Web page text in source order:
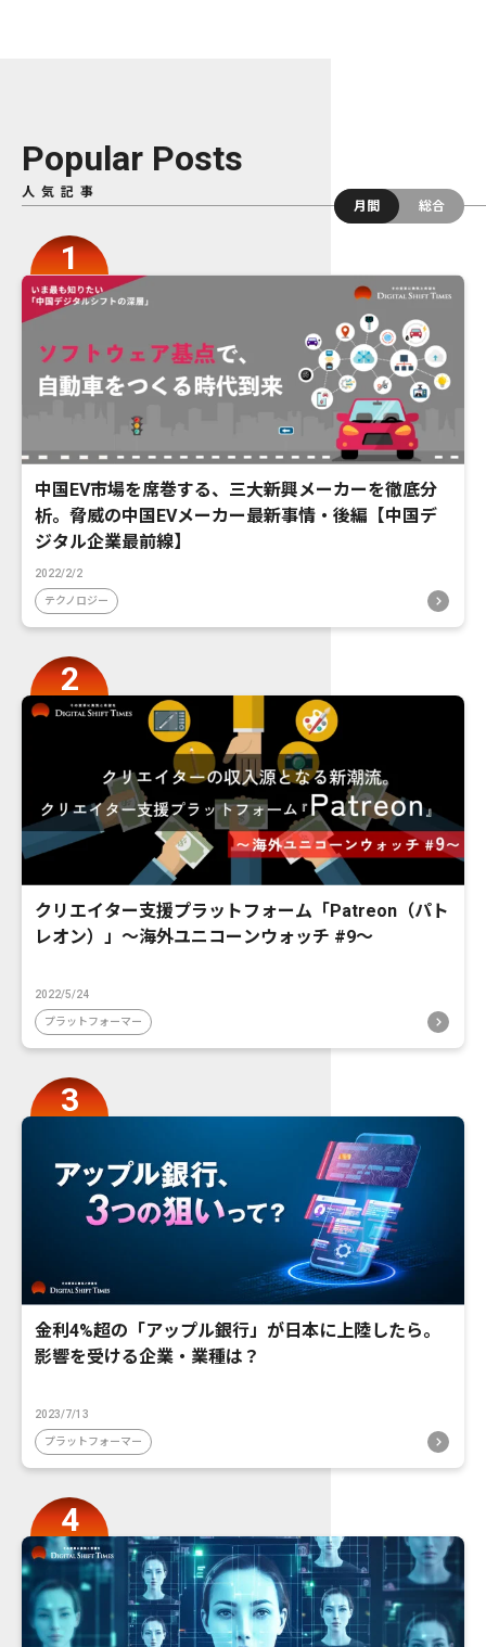
Popular Posts
人気記事
月間
総合
中国EV市場を席巻する、三大新興メーカーを徹底分
析。脅威の中国EVメーカー最新事情・後編【中国デ
ジタル企業最前線】
2022/2/2
テクノロジー
クリエイター支援プラットフォーム「Patreon（パト
レオン）」〜海外ユニコーンウォッチ #9〜
2022/5/24
プラットフォーマー
金利4%超の「アップル銀行」が日本に上陸したら。
影響を受ける企業・業種は？
2023/7/13
プラットフォーマー